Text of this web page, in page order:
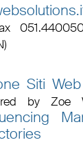
Siti Web
by Zoe